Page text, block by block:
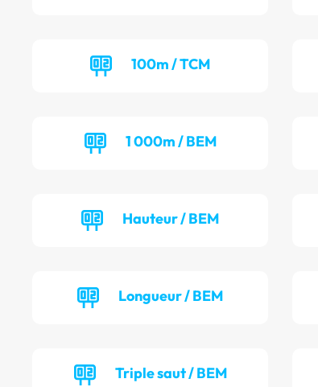
100m / TCM
1 000m / BEM
Hauteur / BEM
Longueur / BEM
Triple saut / BEM